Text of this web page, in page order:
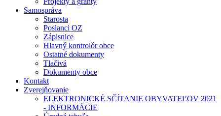
Samospráva
Starosta
Poslanci OZ
Zápisnice
Hlavný kontrolór obce
Ostatné dokumenty
Tlačivá
Dokumenty obce
Kontakt
Zverejňovanie
ELEKTRONICKÉ SČÍTANIE OBYVATEĽOV 2021
- INFORMÁCIE